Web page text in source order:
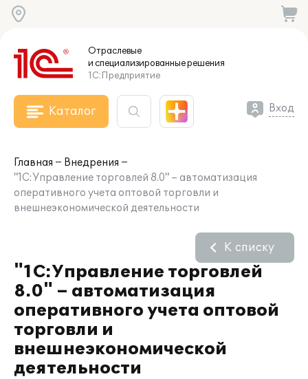
Отраслевые
и специализированныерешения
1С:Предприятие
Каталог Вход
Главная
Внедрения
"1С:Управление торговлей 8.0" – автоматизация
оперативного учета оптовой торговли и
внешнеэкономической деятельности
"1С:Управление торговлей
8.0" – автоматизация
оперативного учета оптовой
торговли и
внешнеэкономической
деятельности
К списку